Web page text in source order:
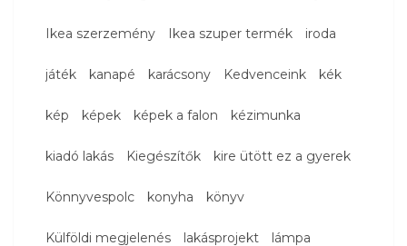
Ikea szerzemény Ikea szuper termék iroda
játék kanapé karácsony Kedvenceink kék
kép képek képek a falon kézimunka
kiadó lakás Kiegészítők kire ütött ez a gyerek
Könnyvespolc konyha könyv
Külföldi megjelenés lakásprojekt lámpa